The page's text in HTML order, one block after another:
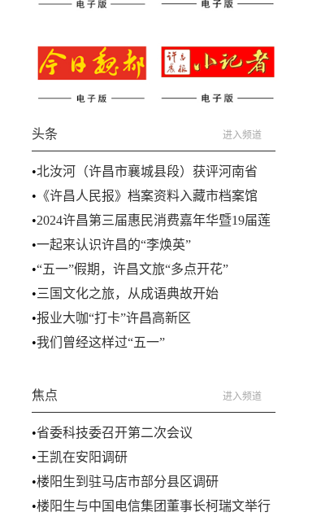
头条 进入频道
•北汝河（许昌市襄城县段）获评河南省
2023年度省级美丽幸福河湖
• 《许昌人民报》档案资料入藏市档案馆
•2024许昌第三届惠民消费嘉年华暨19届莲
城汽车文化节圆满“收官”
•一起来认识许昌的“李焕英”
•“五一”假期，许昌文旅“多点开花”
•三国文化之旅，从成语典故开始
•报业大咖“打卡”许昌高新区
•我们曾经这样过“五一”
焦点 进入频道
•省委科技委召开第二次会议
•王凯在安阳调研
•楼阳生到驻马店市部分县区调研
•楼阳生与中国电信集团董事长柯瑞文举行